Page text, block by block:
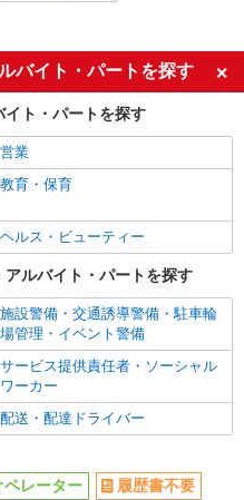
未経験歓迎
新卒・第二新卒歓迎
主婦・主夫歓迎
ミドル（40代～）活躍中
時間固定シフト制
朝
夕方
服装自由
髭（ひげ）OK
ピアスOK
バイト・パートを探す
ト・パートを探す
営業
教育・保育
ヘルス・ビューティー
ルバイト・パートを探す
施設警備・交通誘導警備・駐車輪
場管理・イベント警備
サービス提供責任者・ソーシャル
ワーカー
配送・配達ドライバー
ペレーター
履歴書不要